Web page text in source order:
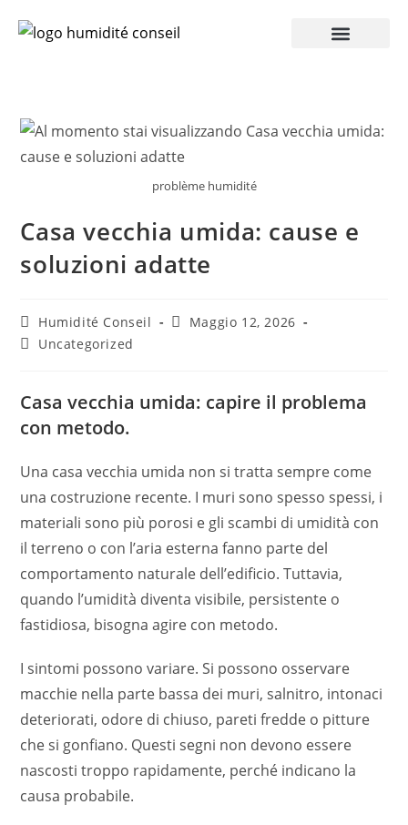
problème humidité
Casa vecchia umida: cause e
soluzioni adatte
Humidité Conseil
Maggio 12, 2026
Uncategorized
Casa vecchia umida: capire il problema
con metodo.
Una casa vecchia umida non si tratta sempre come
una costruzione recente. I muri sono spesso spessi, i
materiali sono più porosi e gli scambi di umidità con
il terreno o con l’aria esterna fanno parte del
comportamento naturale dell’edificio. Tuttavia,
quando l’umidità diventa visibile, persistente o
fastidiosa, bisogna agire con metodo.
I sintomi possono variare. Si possono osservare
macchie nella parte bassa dei muri, salnitro, intonaci
deteriorati, odore di chiuso, pareti fredde o pitture
che si gonfiano. Questi segni non devono essere
nascosti troppo rapidamente, perché indicano la
causa probabile.